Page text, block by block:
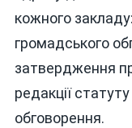
кожного
громадського
затвердження
редакції
обговорення.